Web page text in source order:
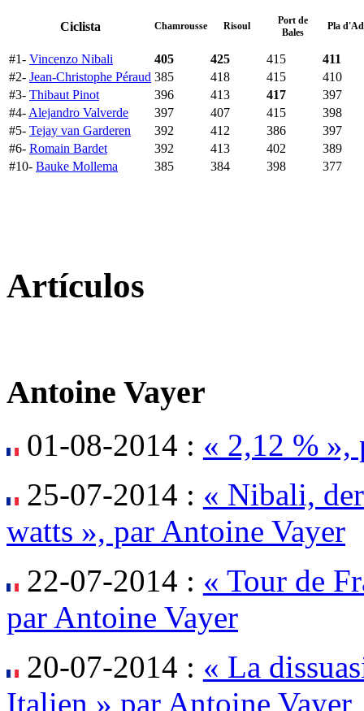
Ciclista Chamrousse Risoul
Port de
Bales
Pla
#1- Vincenzo Nibali 405 425 415
411
#2- Jean-Christophe Péraud 385 418 415
410
#3- Thibaut Pinot 396 413 417
397
#4- Alejandro Valverde 397 407 415
398
#5- Tejay van Garderen 392 412 386
397
#6- Romain Bardet 392 413 402
389
#10- Bauke Mollema 385 384 398 377
Artículos
Antoine Vayer
01-08-2014 : « 2,12 % »,
25-07-2014 : « Nibali,
watts », par Antoine Vayer
22-07-2014 : « Tour de
par Antoine Vayer
20-07-2014 : « La
Italien » par Antoine Vayer